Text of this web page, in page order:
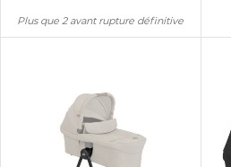
Plus que 2 avant rupture définitive